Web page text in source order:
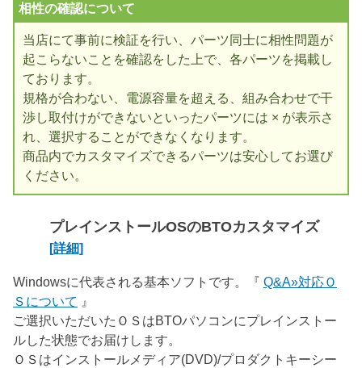
相性の確認について
当店にて事前に検証を行い、パーツ同士に相性問題が
起こらないことを確認をした上で、各パーツを掲載し
ております。
規格が合わない、電源容量を超える、組み合わせで干
渉し取付けができないといったパーツには × が表示さ
れ、選択することができなくなります。
商品内でカスタマイズできるパーツは安心してお選び
ください。
プレインストールOSのBTOカスタマイズ
[詳細]
Windowsに代表される基本ソフトです。『 Q&A»対応Ｏ
Ｓについて 』
ご選択いただいたＯＳはBTOパソコンにプレインストー
ルした状態でお届けします。
ＯＳはインストールメディア(DVD)/プロダクトキーシー